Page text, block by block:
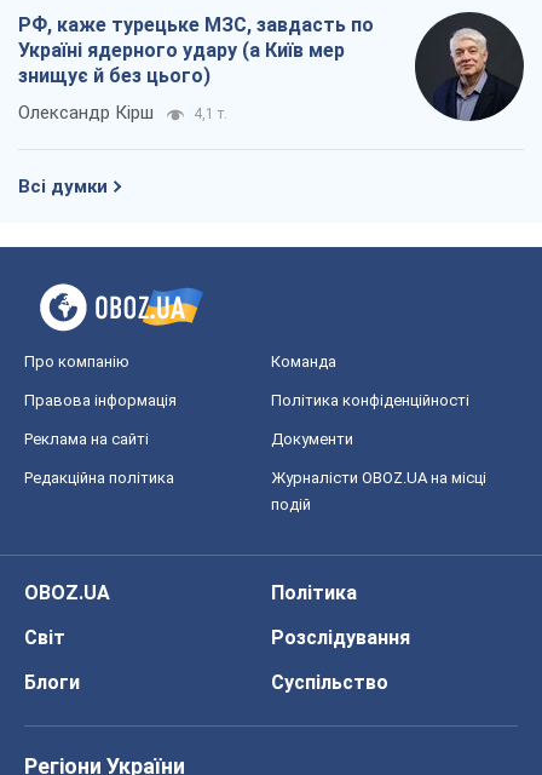
РФ, каже турецьке МЗС, завдасть по
Україні ядерного удару (а Київ мер
знищує й без цього)
Олександр Кірш 4,1 т.
Всі думки
Про компанію Команда
Правова інформація Політика конфіденційності
Реклама на сайті Документи
Редакційна політика
Журналісти OBOZ.UA на місці
подій
OBOZ.UA
Політика
Світ
Розслідування
Блоги
Суспільство
Регіони України